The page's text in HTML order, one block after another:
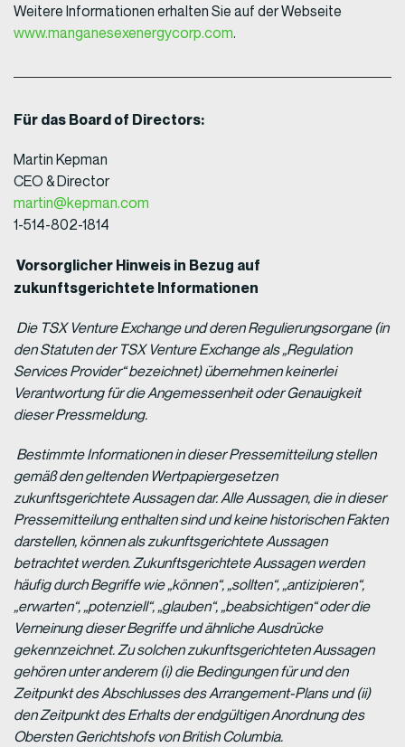
Weitere Informationen erhalten Sie auf der Webseite
www.manganesexenergycorp.com.
Für das Board of Directors:
Martin Kepman
CEO & Director
martin@kepman.com
1-514-802-1814
Vorsorglicher Hinweis in Bezug auf
zukunftsgerichtete Informationen
Die TSX Venture Exchange und deren Regulierungsorgane (in
den Statuten der TSX Venture Exchange als „Regulation
Services Provider“ bezeichnet) übernehmen keinerlei
Verantwortung für die Angemessenheit oder Genauigkeit
dieser Pressmeldung.
Bestimmte Informationen in dieser Pressemitteilung stellen
gemäß den geltenden Wertpapiergesetzen
zukunftsgerichtete Aussagen dar. Alle Aussagen, die in dieser
Pressemitteilung enthalten sind und keine historischen Fakten
darstellen, können als zukunftsgerichtete Aussagen
betrachtet werden. Zukunftsgerichtete Aussagen werden
häufig durch Begriffe wie „können“, „sollten“, „antizipieren“,
„erwarten“, „potenziell“, „glauben“, „beabsichtigen“ oder die
Verneinung dieser Begriffe und ähnliche Ausdrücke
gekennzeichnet. Zu solchen zukunftsgerichteten Aussagen
gehören unter anderem (i) die Bedingungen für und den
Zeitpunkt des Abschlusses des Arrangement-Plans und (ii)
den Zeitpunkt des Erhalts der endgültigen Anordnung des
Obersten Gerichtshofs von British Columbia.